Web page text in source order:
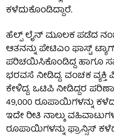
ಕಳೆದುಕೊಂಡಿದ್ದಾರೆ.
ಹೆಲ್ಪ್ ಲೈನ್ ಮೂಲಕ ಪಡೆದ
ಆತನನ್ನು ಪೇಟಿಎಂ ಫಾಸ್ಟ್
ಪರಿಚಯಿಸಿಕೊಂಡಿದ್ದ ಹಾಗೂ
ಭರವಸೆ ನೀಡಿದ್ದ. ವಂಚಕ
ಕೇಳಿದ್ದ. ಒಟಿಪಿ ನೀಡಿದ್ದರ
49,000 ರೂಪಾಯಿಗಳನ್ನು
ಇದೇ ರೀತಿ ನಾಲ್ಕು
ರೂಪಾಯಿಗಳನ್ನು ಫ್ರಾನ್ಸಿಸ್